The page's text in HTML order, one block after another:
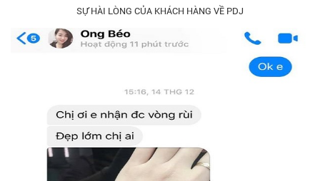
SỰ HÀI LÒNG CỦA KHÁCH HÀNG VỀ PDJ